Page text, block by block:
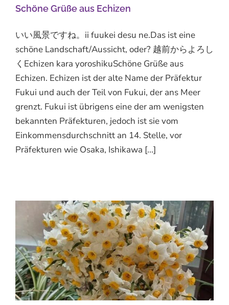
Schöne Grüße aus Echizen
いい風景ですね。ii fuukei desu ne.Das ist eine
schöne Landschaft/Aussicht, oder? 越前からよろし
くEchizen kara yoroshikuSchöne Grüße aus
Echizen. Echizen ist der alte Name der Präfektur
Fukui und auch der Teil von Fukui, der ans Meer
grenzt. Fukui ist übrigens eine der am wenigsten
bekannten Präfekturen, jedoch ist sie vom
Einkommensdurchschnitt an 14. Stelle, vor
Präfekturen wie Osaka, Ishikawa [...]